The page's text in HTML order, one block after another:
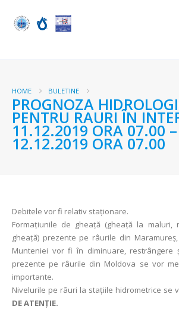
HOME BULETINE
PROGNOZA
PENTRU RAURI ÎN
11.12.2019 ORA 07.00 –
12.12.2019 ORA 07.00
Debitele vor fi relativ staţionare.
Formaţiunile de gheaţă (gheaţă la maluri,
gheață) prezente pe râurile din
Munteniei vor fi în diminuare, restrângere
prezente pe râurile din Moldova se vor
importante.
Nivelurile pe râuri la stațiile hidrometrice se
DE ATENȚIE.